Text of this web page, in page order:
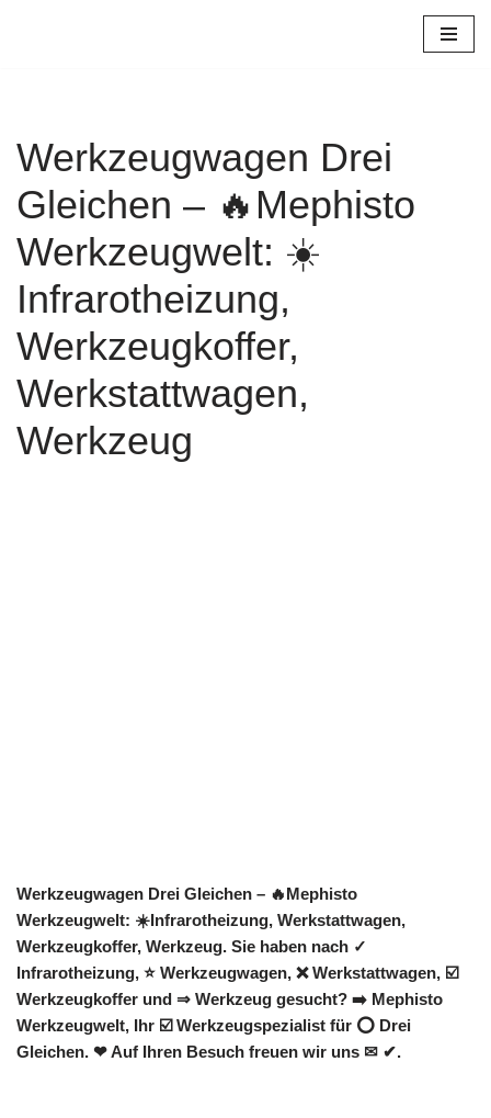
Werkzeugwagen Drei
Gleichen – 🔥Mephisto
Werkzeugwelt: ☀️
Infrarotheizung,
Werkzeugkoffer,
Werkstattwagen,
Werkzeug
Werkzeugwagen Drei Gleichen – 🔥Mephisto
Werkzeugwelt: ☀️Infrarotheizung, Werkstattwagen,
Werkzeugkoffer, Werkzeug. Sie haben nach ✓
Infrarotheizung, ⭐ Werkzeugwagen, ❌ Werkstattwagen, ☑️
Werkzeugkoffer und ⇒ Werkzeug gesucht? ➡️ Mephisto
Werkzeugwelt, Ihr ☑️ Werkzeugspezialist für ⭕ Drei
Gleichen. ❤ Auf Ihren Besuch freuen wir uns ✉ ✔.